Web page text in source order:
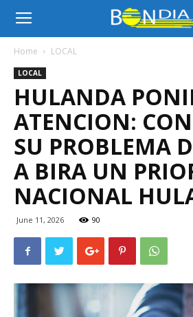
Bon
Dia
Aruba
Noticia
Home LOCAL
LOCAL
HULANDA
ATENCION:
SU PROBLEMA
A BIRA UN
NACIONAL
June 11, 2026 90